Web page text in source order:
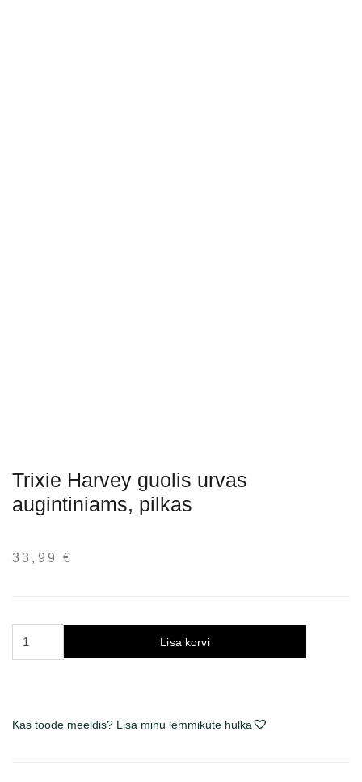
Trixie Harvey guolis urvas
augintiniams, pilkas
33,99€
pilkas
Lisa korvi
Kas toode meeldis? Lisa minu lemmikute hulka